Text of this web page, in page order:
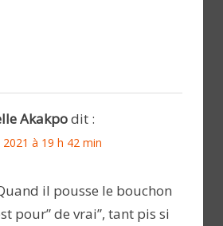
Akakpodit :
2021 à 19 h 42 min
il pousse le bouchon
pour” de vrai”, tant pis si